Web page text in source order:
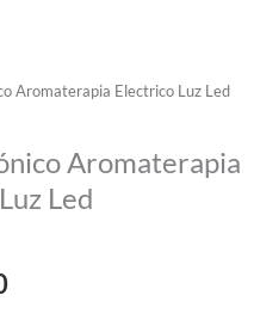
Aromaterapia Electrico Luz Led
Aromaterapia
Led
El